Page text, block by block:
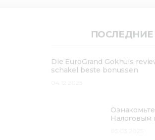
Die EuroGrand Gokhuis
schakel beste bonussen
Налоговым